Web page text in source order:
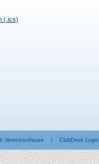
(.ics)
Vereinssoftware| ClubDesk Login